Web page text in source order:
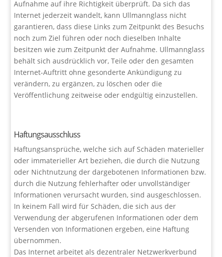
Aufnahme auf ihre Richtigkeit überprüft. Da sich das
Internet jederzeit wandelt, kann Ullmannglass nicht
garantieren, dass diese Links zum Zeitpunkt des Besuchs
noch zum Ziel führen oder noch dieselben Inhalte
besitzen wie zum Zeitpunkt der Aufnahme. Ullmannglass
behält sich ausdrücklich vor, Teile oder den gesamten
Internet-Auftritt ohne gesonderte Ankündigung zu
verändern, zu ergänzen, zu löschen oder die
Veröffentlichung zeitweise oder endgültig einzustellen.
Haftungsausschluss
Haftungsansprüche, welche sich auf Schäden materieller
oder immaterieller Art beziehen, die durch die Nutzung
oder Nichtnutzung der dargebotenen Informationen bzw.
durch die Nutzung fehlerhafter oder unvollständiger
Informationen verursacht wurden, sind ausgeschlossen.
In keinem Fall wird für Schäden, die sich aus der
Verwendung der abgerufenen Informationen oder dem
Versenden von Informationen ergeben, eine Haftung
übernommen.
Das Internet arbeitet als dezentraler Netzwerkverbund